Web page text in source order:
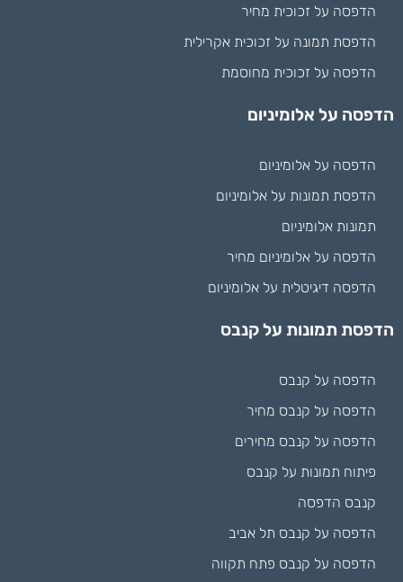
הדפסה על זכוכית מחיר
הדפסת תמונה על זכוכית אקרילית
הדפסה על זכוכית מחוסמת
הדפסה על אלומיניום
הדפסה על אלומיניום
הדפסת תמונות על אלומיניום
תמונות אלומיניום
הדפסה על אלומיניום מחיר
הדפסה דיגיטלית על אלומיניום
הדפסת תמונות על קנבס
הדפסה על קנבס
הדפסה על קנבס מחיר
הדפסה על קנבס מחירים
פיתוח תמונות על קנבס
קנבס הדפסה
הדפסה על קנבס תל אביב
הדפסה על קנבס פתח תקווה